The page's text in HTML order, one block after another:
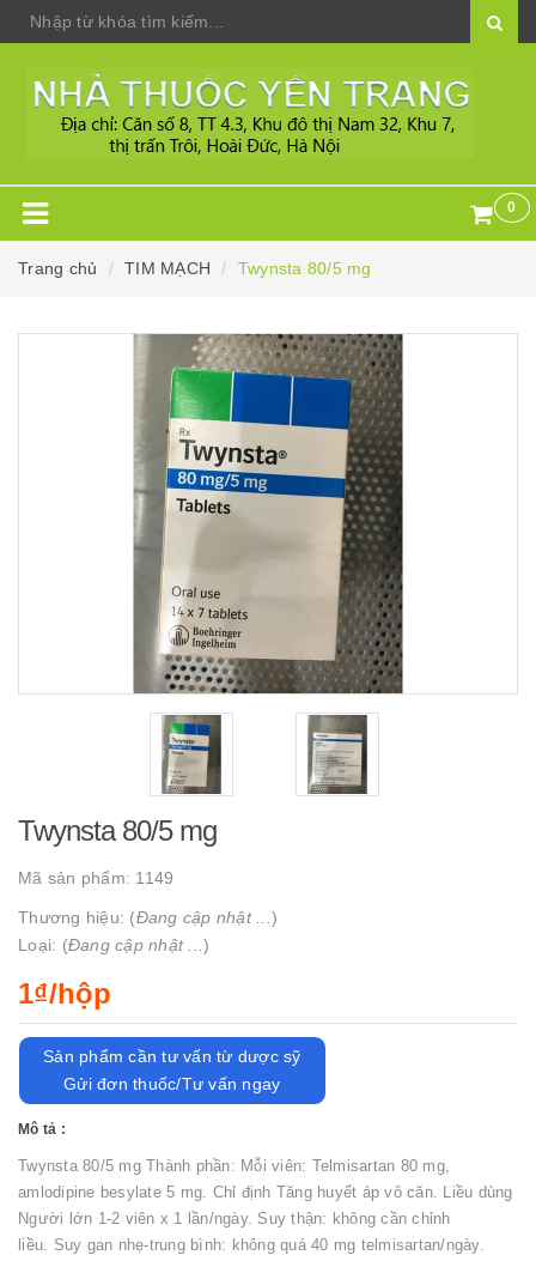
0
Trang chủ TIM MẠCH Twynsta 80/5 mg
Twynsta 80/5 mg
Mã sản phẩm: 1149
Thương hiệu: (Đang cập nhật ... )
Loại: (Đang cập nhật ... )
1₫/hộp
Sản phẩm cần tư vấn từ dược sỹ
Gửi đơn thuốc/Tư vấn ngay
Mô tả :
Twynsta 80/5 mg Thành phần: Mỗi viên: Telmisartan 80 mg,
amlodipine besylate 5 mg. Chỉ định Tăng huyết áp vô căn. Liều dùng
Người lớn 1-2 viên x 1 lần/ngày. Suy thận: không cần chỉnh
liều. Suy gan nhẹ-trung bình: không quá 40 mg telmisartan/ngày.